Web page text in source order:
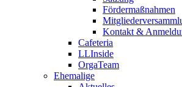
Fördermaßnahmen
Kontakt &
Cafeteria
LLInside
OrgaTeam
Ehemalige